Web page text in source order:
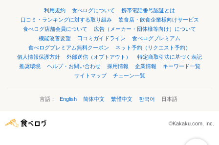
利用規約 食べログについて
携帯電話番号認証とは
口コミ・ランキングに対する取り組み
飲食店・飲食企業様向けサービス
食べログ店舗会員について
広告（メーカー・団体様等向け）について
機能改善要望
口コミガイドライン
食べログプレミアム
食べログプレミアム無料クーポン
ネット予約（リクエスト予約）
個人情報保護方針
外部送信（オプトアウト）
特定商取引法に基づく表記
推奨環境
ヘルプ・お問い合わせ 採用情報 企業情報
キーワード一覧
サイトマップ
チェーン一覧
言語： English 简体中文 繁體中文 한국어 日本語
©Kakaku.com, Inc.